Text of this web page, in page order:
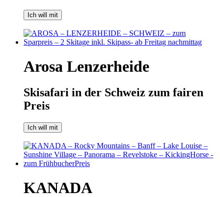
Ich will mit
Arosa Lenzerheide
Skisafari in der Schweiz zum fairen
Preis
Ich will mit
KANADA